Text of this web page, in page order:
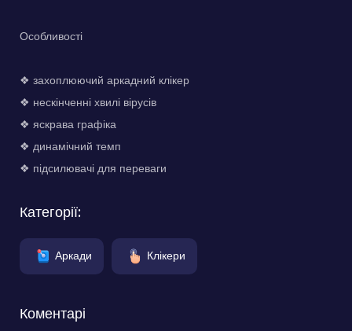
Особливості
❖ захоплюючий аркадний клікер
❖ нескінченні хвилі вірусів
❖ яскрава графіка
❖ динамічний темп
❖ підсилювачі для переваги
Категорії:
Аркади Клікери
Коментарі